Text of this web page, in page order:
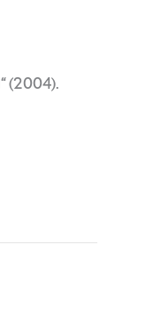
(2004).